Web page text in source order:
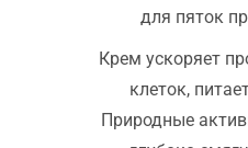
для пяток
Крем ускоряет
клеток,
Природные